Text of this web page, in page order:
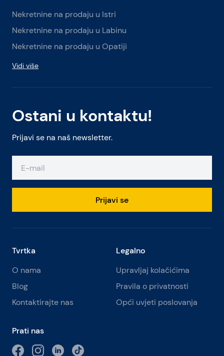
Ostani u kontaktu!
Prijavi se na naš newsletter.
Prijavi se
Nekretnine na prodaju u Istri
Nekretnine na prodaju u Labinu
Nekretnine na prodaju u Opatiji
Vidi više
Tvrtka
O nama
Blog
Kontaktirajte nas
Legalno
Upravljaj kolačićima
Pravila o privatnosti
Opći uvjeti poslovanja
Prati nas